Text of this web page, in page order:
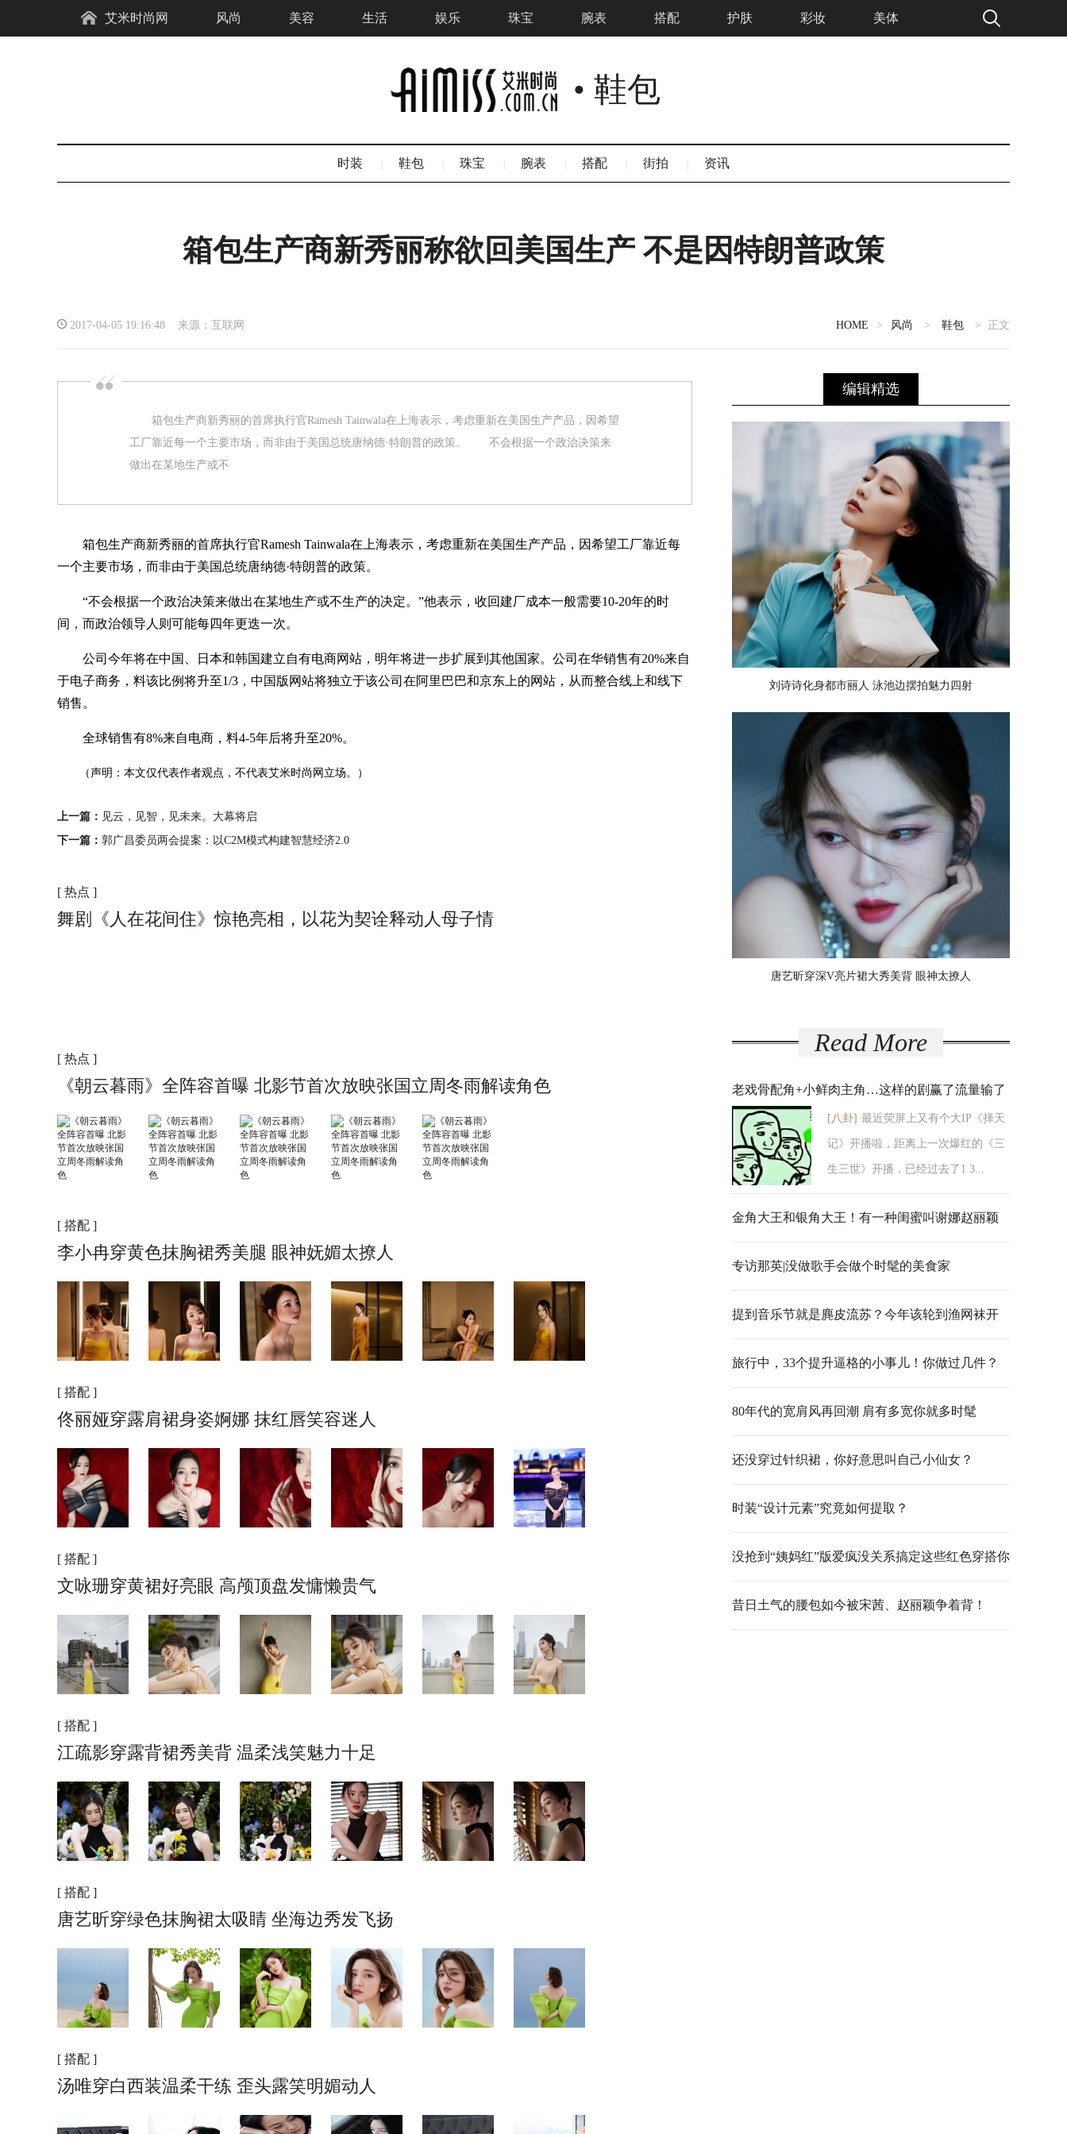
艾米时尚网 风尚 美容 生活 娱乐 珠宝 腕表 搭配 护肤 彩妆 美体
• 鞋包
时装 鞋包 珠宝 腕表 搭配 街拍 资讯
箱包生产商新秀丽称欲回美国生产 不是因特朗普政策
2017-04-05 19:16:48 来源：互联网 HOME > 风尚 > 鞋包 > 正文
箱包生产商新秀丽的首席执行官Ramesh Tainwala在上海表示，考虑重新在美国生产产品，因希望
工厂靠近每一个主要市场，而非由于美国总统唐纳德·特朗普的政策。 不会根据一个政治决策来
做出在某地生产或不
箱包生产商新秀丽的首席执行官Ramesh Tainwala在上海表示，考虑重新在美国生产产品，因希望工厂靠近每
一个主要市场，而非由于美国总统唐纳德·特朗普的政策。
“不会根据一个政治决策来做出在某地生产或不生产的决定。”他表示，收回建厂成本一般需要10-20年的时
间，而政治领导人则可能每四年更迭一次。
公司今年将在中国、日本和韩国建立自有电商网站，明年将进一步扩展到其他国家。公司在华销售有20%来自
于电子商务，料该比例将升至1/3，中国版网站将独立于该公司在阿里巴巴和京东上的网站，从而整合线上和线下
销售。
全球销售有8%来自电商，料4-5年后将升至20%。
（声明：本文仅代表作者观点，不代表艾米时尚网立场。）
上一篇： 见云，见智，见未来。大幕将启
下一篇： 郭广昌委员两会提案：以C2M模式构建智慧经济2.0
[ 热点 ]
舞剧《人在花间住》惊艳亮相，以花为契诠释动人母子情
[ 热点 ]
《朝云暮雨》全阵容首曝 北影节首次放映张国立周冬雨解读角色
[ 搭配 ]
李小冉穿黄色抹胸裙秀美腿 眼神妩媚太撩人
[ 搭配 ]
佟丽娅穿露肩裙身姿婀娜 抹红唇笑容迷人
[ 搭配 ]
文咏珊穿黄裙好亮眼 高颅顶盘发慵懒贵气
[ 搭配 ]
江疏影穿露背裙秀美背 温柔浅笑魅力十足
[ 搭配 ]
唐艺昕穿绿色抹胸裙太吸睛 坐海边秀发飞扬
[ 搭配 ]
汤唯穿白西装温柔干练 歪头露笑明媚动人
编辑精选
刘诗诗化身都市丽人 泳池边摆拍魅力四射
[ 时装 ]
刘诗诗的一组美照曝光，她身穿蓝色衬衫搭
配奶白色开衩半身裙，化身都市丽人优...
唐艺昕穿深V亮片裙大秀美背 眼神太撩人
唐艺昕晒出一组自己的美照，她身穿银色深
Read More
老戏骨配角+小鲜肉主角…这样的剧赢了流量输了
口碑？ [八卦] 最近荧屏上又有个大IP《择天
记》开播啦，距离上一次爆红的《三
生三世》开播，已经过去了1 3...
金角大王和银角大王！有一种闺蜜叫谢娜赵丽颖
专访那英|没做歌手会做个时髦的美食家
提到音乐节就是麂皮流苏？今年该轮到渔网袜开
旅行中，33个提升逼格的小事儿！你做过几件？
80年代的宽肩风再回潮 肩有多宽你就多时髦
还没穿过针织裙，你好意思叫自己小仙女？
时装“设计元素”究竟如何提取？
没抢到“姨妈红”版爱疯没关系搞定这些红色穿搭你
昔日土气的腰包如今被宋茜、赵丽颖争着背！